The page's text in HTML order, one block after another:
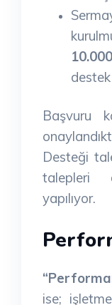
10.000
Başvuru
Desteği
talepleri
yapılıyor.
ise;